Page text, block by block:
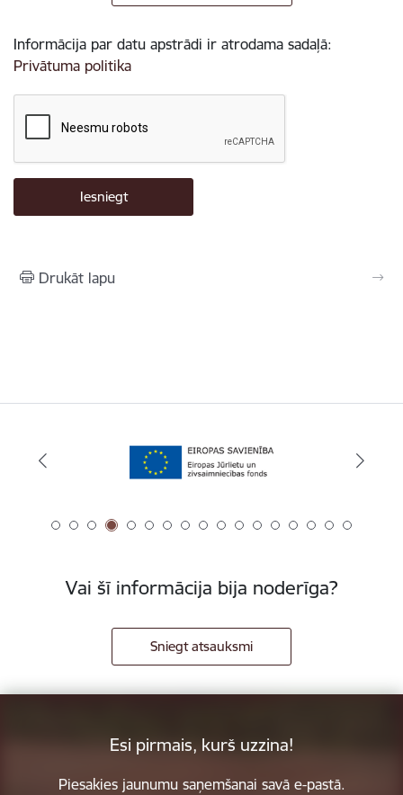
Informācija par datu apstrādi ir atrodama sadaļā:
Privātuma politika
Drukāt lapu
Vai šī informācija bija noderīga?
Sniegt atsauksmi
Esi pirmais, kurš uzzina!
Piesakies jaunumu saņemšanai savā e-pastā.